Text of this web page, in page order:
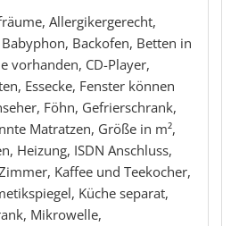
Allergikergerecht,
Backofen, Betten in
vorhanden, CD-Player,
Essecke, Fenster können
Föhn, Gefrierschrank,
Matratzen, Größe in m²,
Heizung, ISDN Anschluss,
Kaffee und Teekocher,
Küche separat,
Mikrowelle,